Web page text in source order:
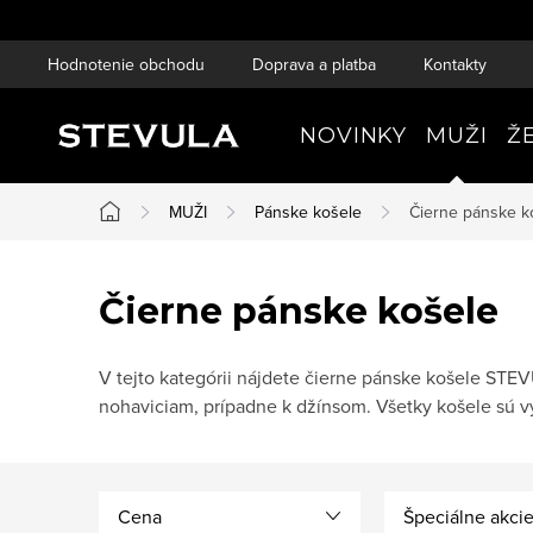
na
Hodnotenie obchodu Doprava a platba Kontakty
NOVINKY MUŽI
Domov
MUŽI Pánske košele Čierne pánske
Čierne pánske košele
V tejto kategórii nájdete čierne pánske košele
nohaviciam, prípadne k džínsom. Všetky košele sú
Cena Špeciálne akcie